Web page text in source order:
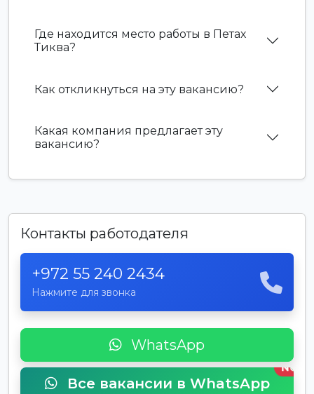
Где находится место работы в Петах
Тиква?
Как откликнуться на эту вакансию?
Какая компания предлагает эту
вакансию?
Контакты работодателя
+972 55 240 2434
Нажмите для звонка
WhatsApp
Все вакансии в WhatsApp
New